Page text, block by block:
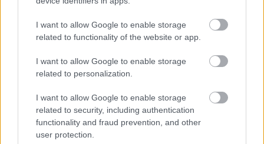
I want to allow Google to enable storage
related to functionality of the website or app.
I want to allow Google to enable storage
related to personalization.
I want to allow Google to enable storage
related to security, including authentication
functionality and fraud prevention, and other
user protection.
A pitiáner , kötekedő hangnem volt az egyetlen ok ,
amiért szóvá tettem.
A sértődött , durcás reagálásból látszik , hogy meg is
tette hatását , csak kicsivel több kreativitás nem
ártott volna.
De ezért nem ostorozlak , mindenki annyiból
ethan blow